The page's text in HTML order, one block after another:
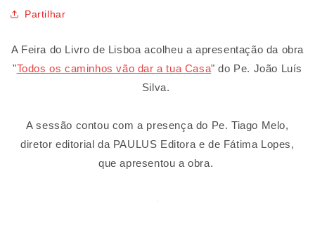
Partilhar
A Feira do Livro de Lisboa acolheu a apresentação da obra
"Todos os caminhos vão dar a tua Casa" do Pe. João Luís
Silva.
A sessão contou com a presença do Pe. Tiago Melo,
diretor editorial da PAULUS Editora e de Fátima Lopes,
que apresentou a obra.